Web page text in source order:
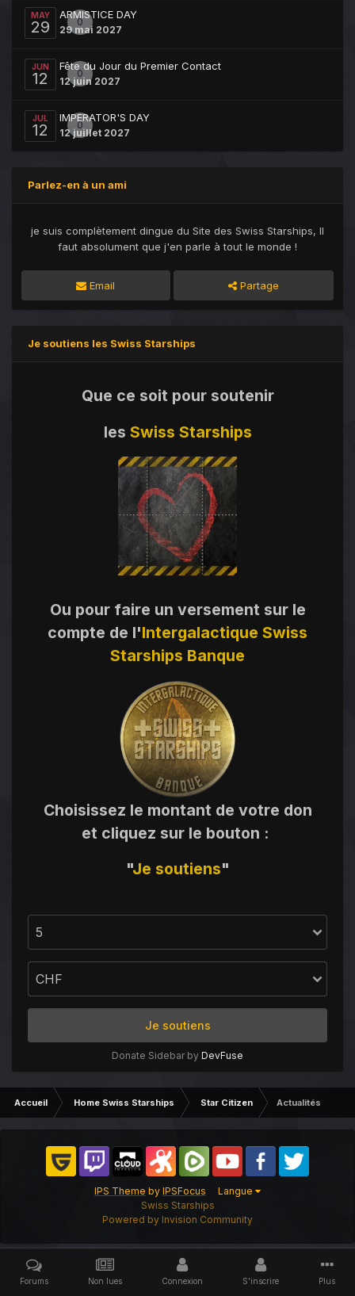
MAY
29 0
ARMISTICE DAY
29 mai 2027
JUN
12 0
Fête du Jour du Premier Contact
12 juin 2027
JUL
12 0
IMPERATOR'S DAY
12 juillet 2027
Parlez-en à un ami
je suis complètement dingue du Site des Swiss Starships, Il
faut absolument que j'en parle à tout le monde !
Email Partage
Je soutiens les Swiss Starships
Que ce soit pour soutenir
les Swiss Starships
Ou pour faire un versement sur le
compte de l'Intergalactique Swiss
Starships Banque
Choisissez le montant de votre don
et cliquez sur le bouton :
"Je soutiens"
Je soutiens
Donate Sidebar by DevFuse
Accueil Home Swiss Starships Star Citizen Actualités
IPS Theme by IPSFocus
Langue
Swiss Starships
Powered by Invision Community
Forums Non lues Connexion S’inscrire Plus